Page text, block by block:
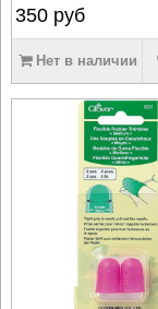
350руб
Нет в наличии